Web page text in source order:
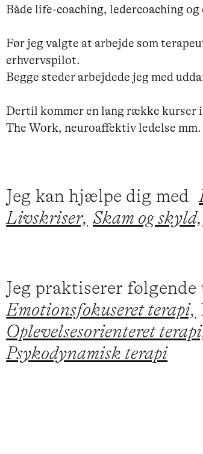
Både life-coaching, ledercoaching
Før jeg valgte at arbejde som
erhvervspilot.
Begge steder arbejdede jeg med
Dertil kommer en lang række kurser
The Work, neuroaffektiv ledelse mm.
Jeg kan hjælpe dig med
Livskriser, Skam og skyld,
Jeg praktiserer
Emotionsfokuseret terapi,
Oplevelsesorienteret
Psykodynamisk terapi